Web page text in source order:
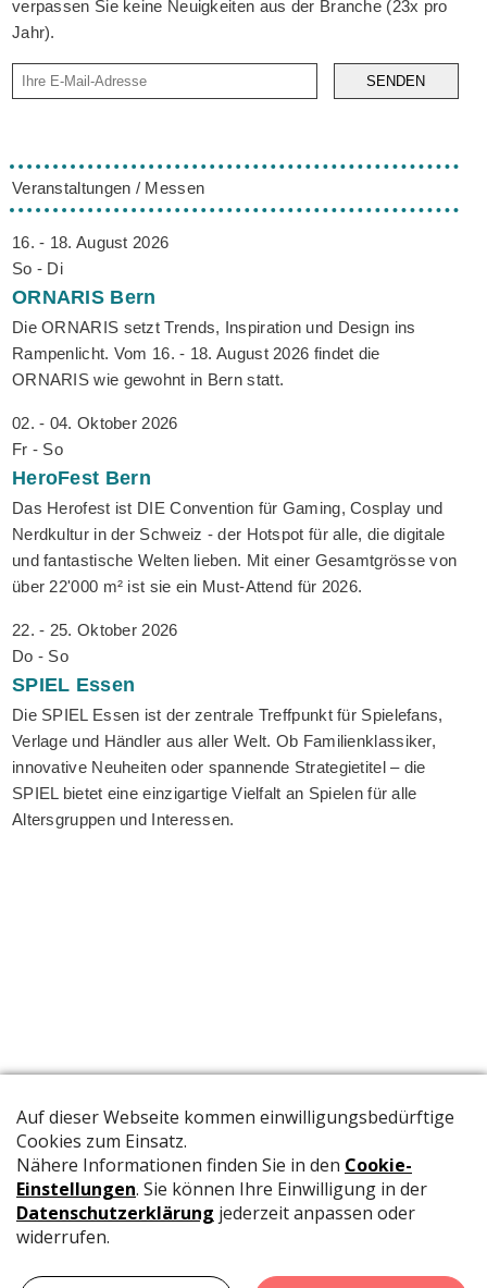
verpassen Sie keine Neuigkeiten aus der Branche (23x pro
Jahr).
SENDEN
Veranstaltungen / Messen
16. - 18. August 2026
So - Di
ORNARIS Bern
Die ORNARIS setzt Trends, Inspiration und Design ins
Rampenlicht. Vom 16. - 18. August 2026 findet die
ORNARIS wie gewohnt in Bern statt.
02. - 04. Oktober 2026
Fr - So
HeroFest Bern
Das Herofest ist DIE Convention für Gaming, Cosplay und
Nerdkultur in der Schweiz - der Hotspot für alle, die digitale
und fantastische Welten lieben. Mit einer Gesamtgrösse von
über 22'000 m² ist sie ein Must-Attend für 2026.
22. - 25. Oktober 2026
Do - So
SPIEL Essen
Die SPIEL Essen ist der zentrale Treffpunkt für Spielefans,
Verlage und Händler aus aller Welt. Ob Familienklassiker,
innovative Neuheiten oder spannende Strategietitel – die
SPIEL bietet eine einzigartige Vielfalt an Spielen für alle
Altersgruppen und Interessen.
Die offizielle Publikation der Schweizer Papeterien informiert